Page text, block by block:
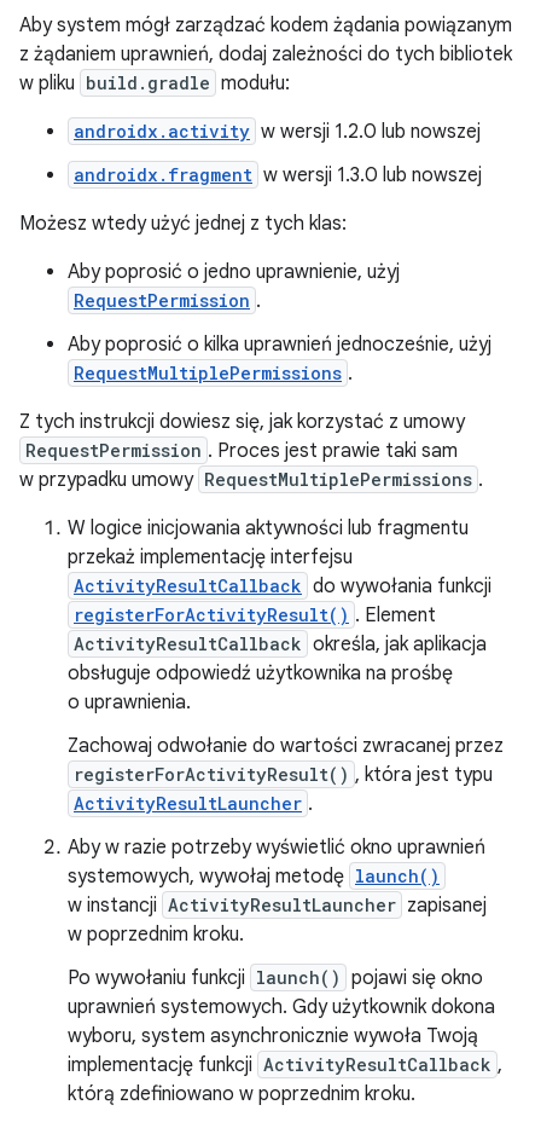
Aby system mógł zarządzać kodem żądania powiązanym
z żądaniem uprawnień, dodaj zależności do tych bibliotek
w pliku build.gradle modułu:
androidx.activity w wersji 1.2.0 lub nowszej
androidx.fragment w wersji 1.3.0 lub nowszej
Możesz wtedy użyć jednej z tych klas:
Aby poprosić o jedno uprawnienie, użyj
RequestPermission .
Aby poprosić o kilka uprawnień jednocześnie, użyj
RequestMultiplePermissions .
Z tych instrukcji dowiesz się, jak korzystać z umowy
RequestPermission . Proces jest prawie taki sam
w przypadku umowy RequestMultiplePermissions .
W logice inicjowania aktywności lub fragmentu
przekaż implementację interfejsu
ActivityResultCallback do wywołania funkcji
registerForActivityResult() . Element
ActivityResultCallback określa, jak aplikacja
obsługuje odpowiedź użytkownika na prośbę
o uprawnienia.
Zachowaj odwołanie do wartości zwracanej przez
registerForActivityResult() , która jest typu
ActivityResultLauncher .
Aby w razie potrzeby wyświetlić okno uprawnień
systemowych, wywołaj metodę launch()
w instancji ActivityResultLauncher zapisanej
w poprzednim kroku.
Po wywołaniu funkcji launch() pojawi się okno
uprawnień systemowych. Gdy użytkownik dokona
wyboru, system asynchronicznie wywoła Twoją
implementację funkcji ActivityResultCallback ,
którą zdefiniowano w poprzednim kroku.